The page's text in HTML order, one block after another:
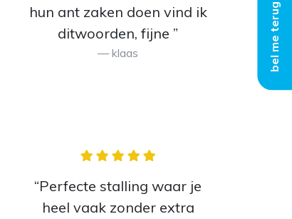
hun ant zaken doen vind ik
ditwoorden, fijne ”
klaas
“Perfecte stalling waar je
heel vaak zonder extra
bel me terug